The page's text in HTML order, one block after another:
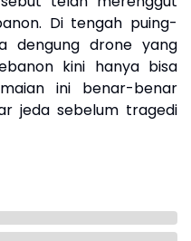
Di tengah puing-
dengung drone yang
kini hanya bisa
ini benar-benar
jeda sebelum tragedi